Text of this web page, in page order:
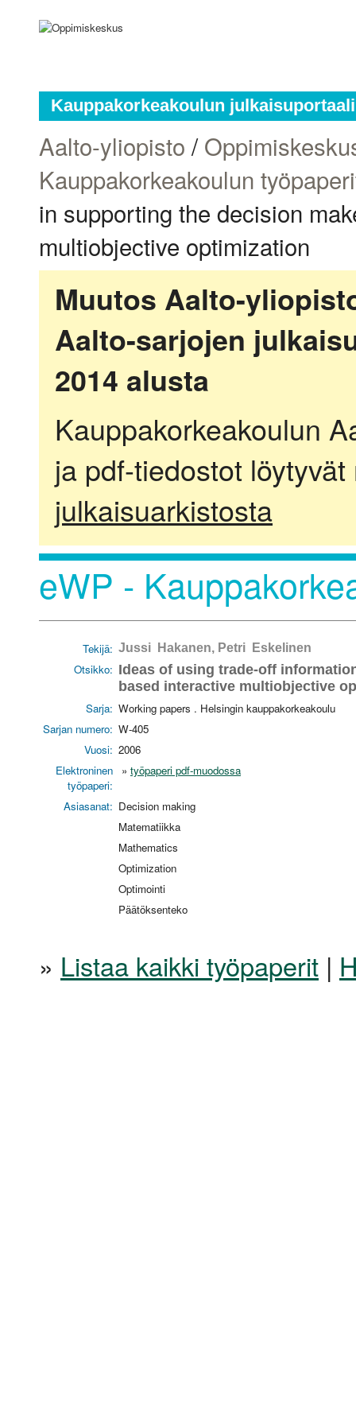
Kauppakorkeakoulun julkaisuportaali
Aalto-yliopisto /
Kauppakorkeakoulun
in supporting the decision
multiobjective optimization
Muutos Aalto-
Aalto-sarjojen
2014 alusta
Kauppakorkeakoulun
ja pdf-tiedostot
julkaisuarkistosta
eWP -
Tekijä: Jussi Hakanen, Petri Eskelinen
Otsikko: Ideas of using trade-off
based interactive multiobjective
Sarja: Working papers . Helsingin kauppakorkeakoulu
Sarjan numero: W-405
Vuosi: 2006
Elektroninen
työpaperi:
» työpaperi pdf-muodossa
Asiasanat: Decision making
Matematiikka
Mathematics
Optimization
Optimointi
Päätöksenteko
» Listaa kaikki työpaperit |